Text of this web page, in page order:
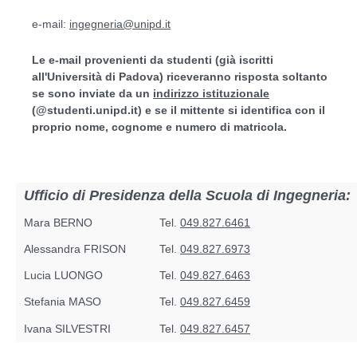
e-mail: ingegneria@unipd.it
Le e-mail provenienti da studenti (già iscritti
all'Università di Padova) riceveranno risposta soltanto
se sono inviate da un indirizzo istituzionale
(@studenti.unipd.it) e se il mittente si identifica con il
proprio nome, cognome e numero di matricola.
Ufficio di Presidenza della Scuola di Ingegneria:
Mara BERNO Tel. 049.827.6461
Alessandra FRISON Tel. 049.827.6973
Lucia LUONGO Tel. 049.827.6463
Stefania MASO Tel. 049.827.6459
Ivana SILVESTRI Tel. 049.827.6457